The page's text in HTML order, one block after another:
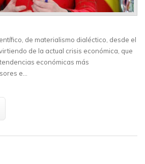
de materialismo dialéctico, desde el
de la actual crisis económica, que
económicas más
e…